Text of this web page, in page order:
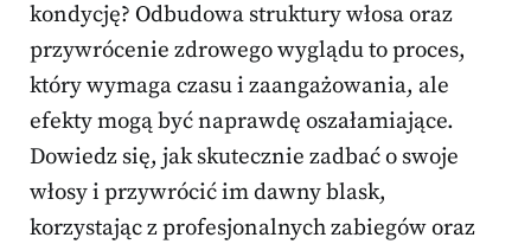
kondycję? Odbudowa struktury włosa oraz
przywrócenie zdrowego wyglądu to proces,
który wymaga czasu i zaangażowania, ale
efekty mogą być naprawdę oszałamiające.
Dowiedz się, jak skutecznie zadbać o swoje
włosy i przywrócić im dawny blask,
korzystając z profesjonalnych zabiegów oraz